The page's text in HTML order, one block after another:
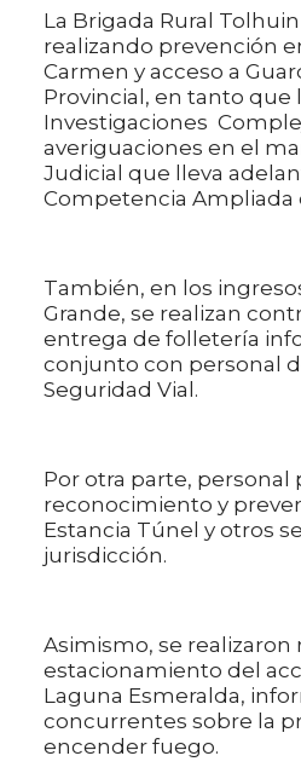
La Brigada Rural
realizando prevención
Carmen y acceso a
Provincial, en tanto que
Investigaciones
averiguaciones en el
Judicial que lleva
Competencia Ampliada
También, en los
Grande, se realizan
entrega de folletería
conjunto con personal
Seguridad Vial.
Por otra parte, personal
reconocimiento y
Estancia Túnel y otros
jurisdicción.
Asimismo, se realizaron
estacionamiento del
Laguna Esmeralda,
concurrentes sobre la
encender fuego.